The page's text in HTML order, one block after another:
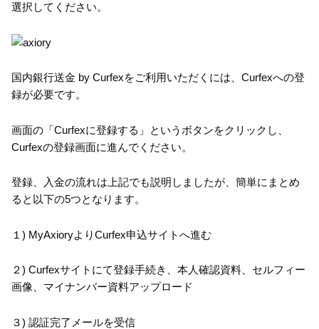
選択してください。
国内銀行送金 by Curfexをご利用いただくには、Curfexへの登
録が必要です。
画面の「Curfexに登録する」というボタンをクリックし、
Curfexの登録画面に進んでください。
登録、入金の流れは上記でも説明しましたが、簡単にまとめ
ると以下の5つとなります。
１) MyAxioryよりCurfex申込サイトへ進む
２) Curfexサイトにて登録手続き、本人確認資料、セルフィー
画像、マイナンバー資料アップロード
３) 認証完了メールを受信